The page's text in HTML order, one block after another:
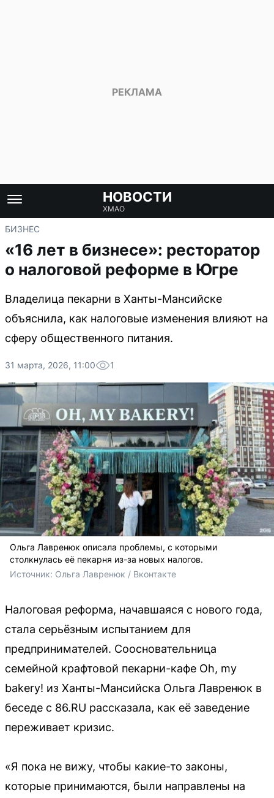
НОВОСТИ
ХМАО
БИЗНЕС
«16 лет в бизнесе»: ресторатор
о налоговой реформе в Югре
Владелица пекарни в Ханты-Мансийске
объяснила, как налоговые изменения влияют на
сферу общественного питания.
31 марта, 2026, 11:00 1
Ольга Лавренюк описала проблемы, с которыми
столкнулась её пекарня из-за новых налогов.
Источник: Ольга Лавренюк / Вконтакте
Налоговая реформа, начавшаяся с нового года,
стала серьёзным испытанием для
предпринимателей. Соосновательница
семейной крафтовой пекарни-кафе Oh, my
bakery! из Ханты-Мансийска Ольга Лавренюк в
беседе с 86.RU рассказала, как её заведение
переживает кризис.
«Я пока не вижу, чтобы какие-то законы,
которые принимаются, были направлены на